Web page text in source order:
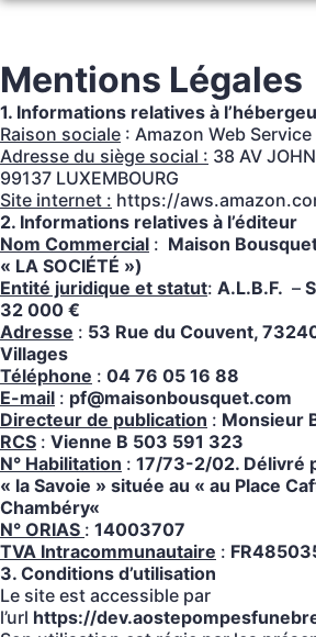
Aller
contenu
ORGANISER DES OBSÈQUES
PRÉVOIR SES OBSÈQUES
SERVICES AUX FAMILLES
MONUMENTS FUNÉRAIRES
NOS AGENCES
SAINT-GENIX-LES-VILLAGES
AOSTE
GROSLÉE-SAINT-BENOIT
LES AVENIÈRES VEYRINS-THUELLIN
CHAMBRES FUNERAIRES
SAINT-GENIX-LES-VILLAGES
AOSTE
GROSLÉE-SAINT-BENOIT
SALLE DE CÉRÉMONIE
NOS PLAQUES
AOSTE
SAINT-GENIX-LES-VILLAGES
GROSLÉE
NOS FLEURS
FLEURS-SAINT GENIX
FLEURS-AOSTE
FLEURS-GROSLÉE
ESPACES HOMMAGES
Mentions Légales
1. Informations relatives à
Raison sociale : Amazon Web Service
Adresse du siège social : 38 AV
99137 LUXEMBOURG
Site internet : https://
2. Informations relatives à l’éditeur
Nom Commercial : Maison
« LA SOCIÉTÉ »)
Entité juridique et statut: A.L.B.F. –
32 000 €
Adresse : 53 Rue du Couvent,
Villages
Téléphone : 04 76 05 16 88
E-mail : pf@maisonbousquet.com
Directeur de publication : Monsieur
RCS : Vienne B 503 591 323
N° Habilitation : 17/73-2/02. Délivré
« la Savoie » située au « au Place
Chambéry«
N° ORIAS : 14003707
TVA Intracommunautaire :
3. Conditions d’utilisation
Le site est accessible par
l’url https://